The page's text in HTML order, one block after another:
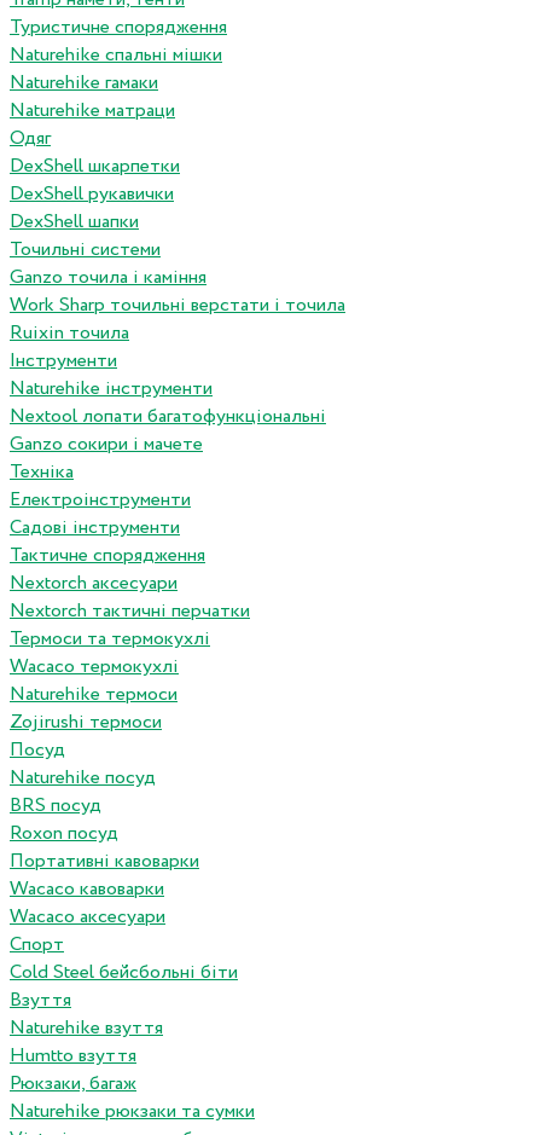
Туристичне спорядження
Naturehike спальні мішки
Naturehike гамаки
Naturehike матраци
Одяг
DexShell шкарпетки
DexShell рукавички
DexShell шапки
Точильні системи
Ganzo точила і каміння
Work Sharp точильні верстати і точила
Ruixin точила
Інструменти
Naturehike інструменти
Nextool лопати багатофункціональні
Ganzo сокири і мачете
Техніка
Електроінструменти
Садові інструменти
Тактичне спорядження
Nextorch аксесуари
Nextorch тактичні перчатки
Термоси та термокухлі
Wacaco термокухлі
Naturehike термоси
Zojirushi термоси
Посуд
Naturehike посуд
BRS посуд
Roxon посуд
Портативні кавоварки
Wacaco кавоварки
Wacaco аксесуари
Спорт
Cold Steel бейсбольні біти
Взуття
Naturehike взуття
Humtto взуття
Рюкзаки, багаж
Naturehike рюкзаки та сумки